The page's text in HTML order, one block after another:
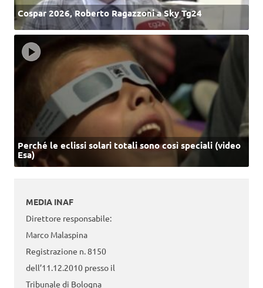
Cospar 2026, Roberto Ragazzoni a Sky Tg24
Perché le eclissi solari totali sono così speciali (video
Esa)
MEDIA INAF
Direttore responsabile:
Marco Malaspina
Registrazione n. 8150
dell’11.12.2010 presso il
Tribunale di Bologna